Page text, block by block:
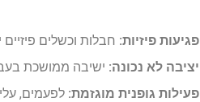
פגיעות פיזיות: חבלות וכשלים
יציבה לא נכונה: ישיבה ממושכת
פעילות גופנית מוגזמת: לפעמים,